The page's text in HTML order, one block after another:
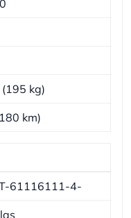
kg)
km)
61116111-4-